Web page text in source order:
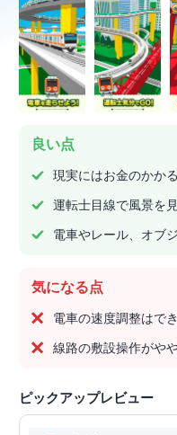
良い点
現実にはお金のかか
運転士目線で風景を
電車やレール、オブ
気になる点
電車の速度調整はで
線路の敷設操作がや
ピックアップレビュー